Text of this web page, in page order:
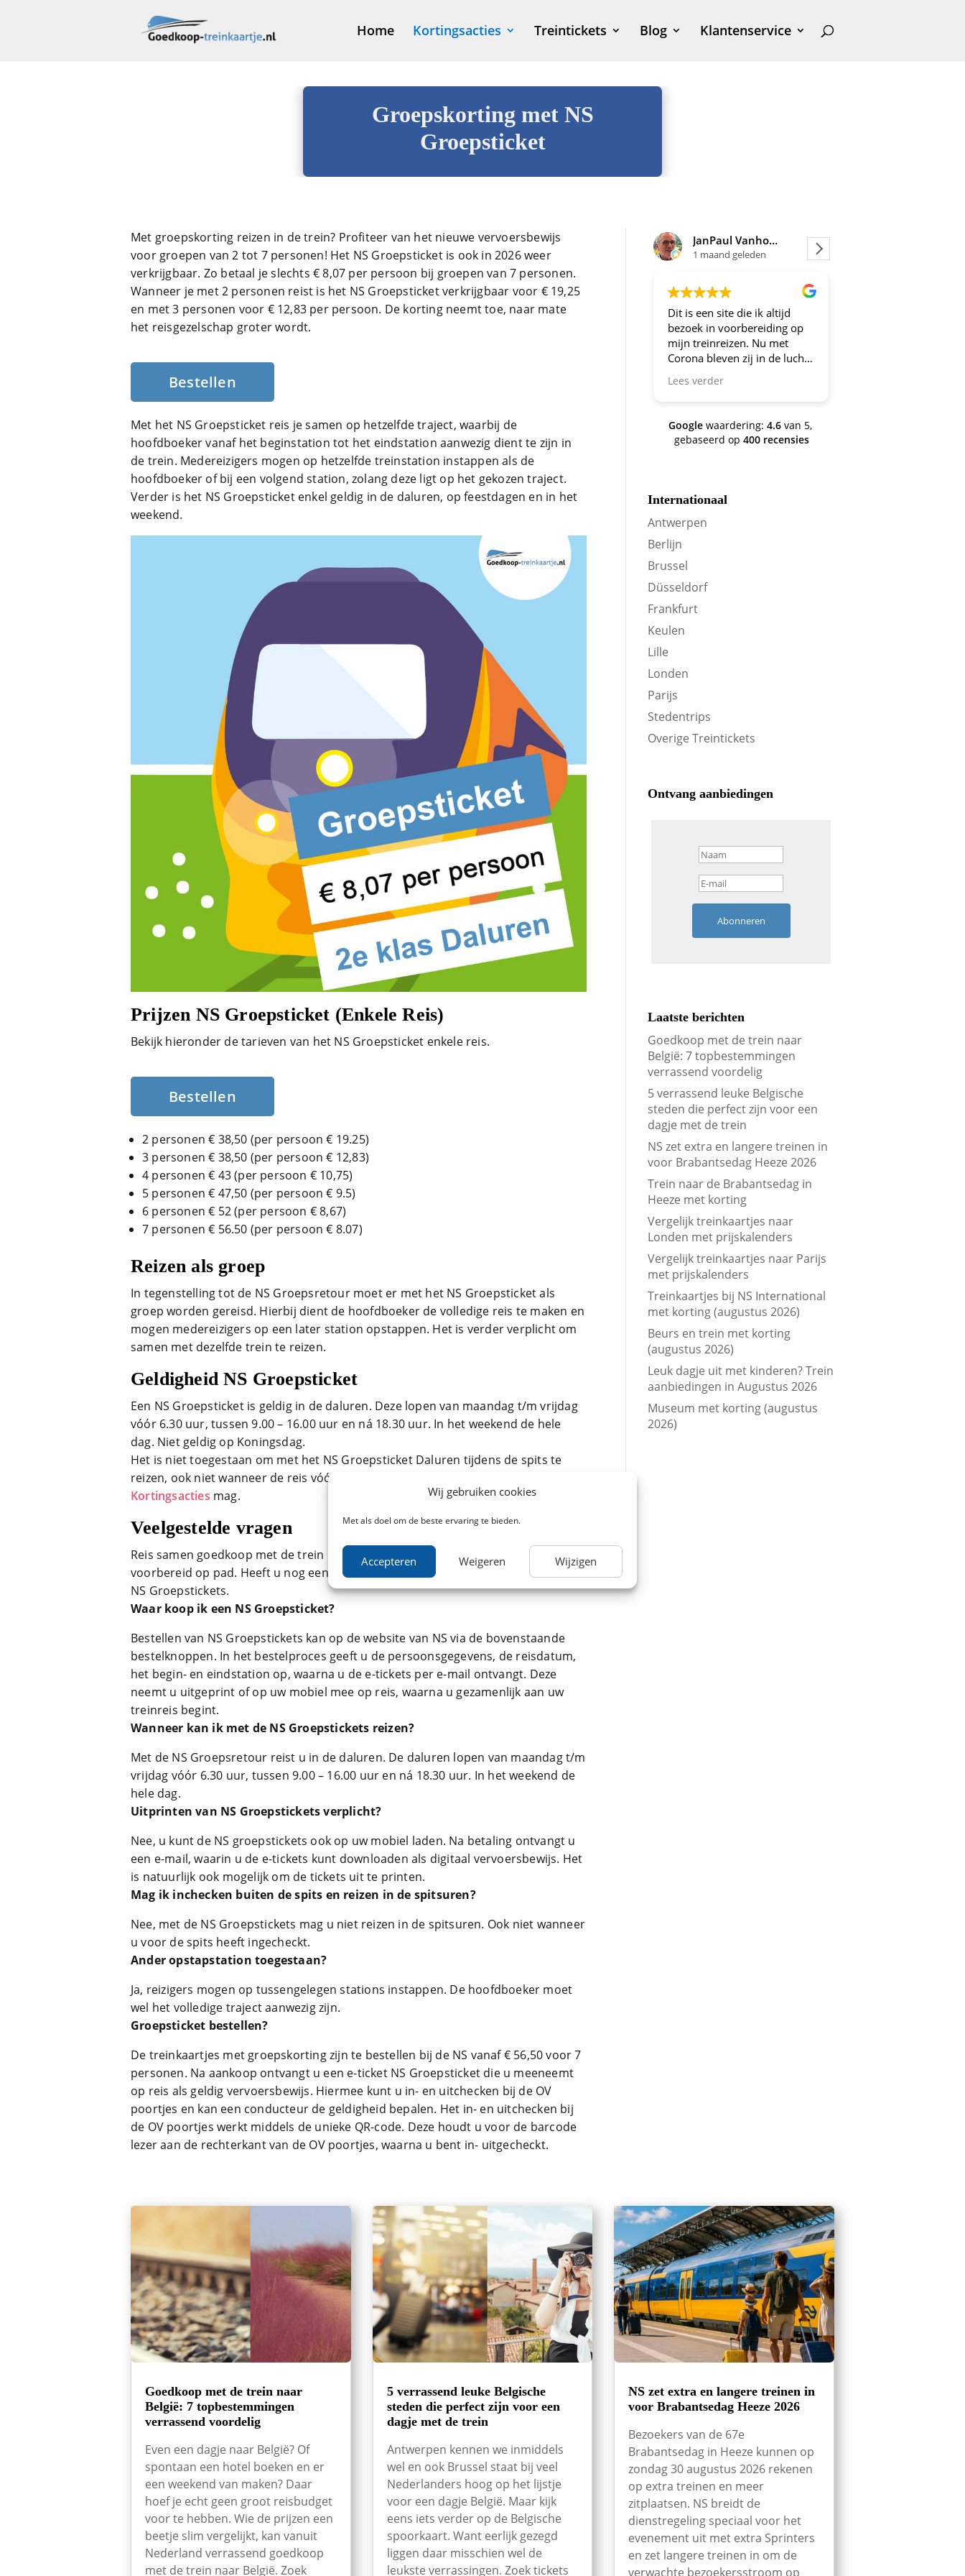
Wij gebruiken cookies
Met als doel om de beste ervaring te bieden.
Accepteren Weigeren Wijzigen
Home Kortingsacties Treintickets Blog Klantenservice
Groepskorting met NS
Groepsticket
Met groepskorting reizen in de trein? Profiteer van het nieuwe vervoersbewijs
voor groepen van 2 tot 7 personen! Het NS Groepsticket is ook in 2026 weer
verkrijgbaar. Zo betaal je slechts € 8,07 per persoon bij groepen van 7 personen.
Wanneer je met 2 personen reist is het NS Groepsticket verkrijgbaar voor € 19,25
en met 3 personen voor € 12,83 per persoon. De korting neemt toe, naar mate
het reisgezelschap groter wordt.
Bestellen
Met het NS Groepsticket reis je samen op hetzelfde traject, waarbij de
hoofdboeker vanaf het beginstation tot het eindstation aanwezig dient te zijn in
de trein. Medereizigers mogen op hetzelfde treinstation instappen als de
hoofdboeker of bij een volgend station, zolang deze ligt op het gekozen traject.
Verder is het NS Groepsticket enkel geldig in de daluren, op feestdagen en in het
weekend.
Prijzen NS Groepsticket (Enkele Reis)
Bekijk hieronder de tarieven van het NS Groepsticket enkele reis.
Bestellen
2 personen € 38,50 (per persoon € 19.25)
3 personen € 38,50 (per persoon € 12,83)
4 personen € 43 (per persoon € 10,75)
5 personen € 47,50 (per persoon € 9.5)
6 personen € 52 (per persoon € 8,67)
7 personen € 56.50 (per persoon € 8.07)
Reizen als groep
In tegenstelling tot de NS Groepsretour moet er met het NS Groepsticket als
groep worden gereisd. Hierbij dient de hoofdboeker de volledige reis te maken en
mogen medereizigers op een later station opstappen. Het is verder verplicht om
samen met dezelfde trein te reizen.
Geldigheid NS Groepsticket
Een NS Groepsticket is geldig in de daluren. Deze lopen van maandag t/m vrijdag
vóór 6.30 uur, tussen 9.00 – 16.00 uur en ná 18.30 uur. In het weekend de hele
dag. Niet geldig op Koningsdag.
Het is niet toegestaan om met het NS Groepsticket Daluren tijdens de spits te
reizen, ook niet wanneer de reis vóór de spits is begonnen, zoals dit wel bij
Kortingsacties mag.
Veelgestelde vragen
Reis samen goedkoop met de trein met de NS Groepstickets en ga goed
voorbereid op pad. Heeft u nog een vraag? Bekijk de veelgestelde vragen m.b.t. de
NS Groepstickets.
Waar koop ik een NS Groepsticket?
Bestellen van NS Groepstickets kan op de website van NS via de bovenstaande
bestelknoppen. In het bestelproces geeft u de persoonsgegevens, de reisdatum,
het begin- en eindstation op, waarna u de e-tickets per e-mail ontvangt. Deze
neemt u uitgeprint of op uw mobiel mee op reis, waarna u gezamenlijk aan uw
treinreis begint.
Wanneer kan ik met de NS Groepstickets reizen?
Met de NS Groepsretour reist u in de daluren. De daluren lopen van maandag t/m
vrijdag vóór 6.30 uur, tussen 9.00 – 16.00 uur en ná 18.30 uur. In het weekend de
hele dag.
Uitprinten van NS Groepstickets verplicht?
Nee, u kunt de NS groepstickets ook op uw mobiel laden. Na betaling ontvangt u
een e-mail, waarin u de e-tickets kunt downloaden als digitaal vervoersbewijs. Het
is natuurlijk ook mogelijk om de tickets uit te printen.
Mag ik inchecken buiten de spits en reizen in de spitsuren?
Nee, met de NS Groepstickets mag u niet reizen in de spitsuren. Ook niet wanneer
u voor de spits heeft ingecheckt.
Ander opstapstation toegestaan?
Ja, reizigers mogen op tussengelegen stations instappen. De hoofdboeker moet
wel het volledige traject aanwezig zijn.
Groepsticket bestellen?
De treinkaartjes met groepskorting zijn te bestellen bij de NS vanaf € 56,50 voor 7
personen. Na aankoop ontvangt u een e-ticket NS Groepsticket die u meeneemt
op reis als geldig vervoersbewijs. Hiermee kunt u in- en uitchecken bij de OV
poortjes en kan een conducteur de geldigheid bepalen. Het in- en uitchecken bij
de OV poortjes werkt middels de unieke QR-code. Deze houdt u voor de barcode
lezer aan de rechterkant van de OV poortjes, waarna u bent in- uitgecheckt.
JanPaul Vanhoven
1 maand geleden
Dit is een site die ik altijd
bezoek in voorbereiding op
mijn treinreizen. Nu met
Corona bleven zij in de lucht.
Bravo en ga zo door! En nu
zijn we een aantal jaren
site om je te oriënteren op
trein-voordeel!
Lees verder
Google waardering: 4.6 van 5,
gebaseerd op400 recensies
Internationaal
Antwerpen
Berlijn
Brussel
Düsseldorf
Frankfurt
Keulen
Lille
Londen
Parijs
Stedentrips
Overige Treintickets
Ontvang aanbiedingen
Abonneren
Laatste berichten
Goedkoop met de trein naar
België: 7 topbestemmingen
verrassend voordelig
5 verrassend leuke Belgische
steden die perfect zijn voor een
dagje met de trein
NS zet extra en langere treinen in
voor Brabantsedag Heeze 2026
Trein naar de Brabantsedag in
Heeze met korting
Vergelijk treinkaartjes naar
Londen met prijskalenders
Vergelijk treinkaartjes naar Parijs
met prijskalenders
Treinkaartjes bij NS International
met korting (augustus 2026)
Beurs en trein met korting
(augustus 2026)
Leuk dagje uit met kinderen? Trein
aanbiedingen in Augustus 2026
Museum met korting (augustus
2026)
Goedkoop met de trein naar
België: 7 topbestemmingen
verrassend voordelig
Even een dagje naar België? Of
spontaan een hotel boeken en er
een weekend van maken? Daar
hoef je echt geen groot reisbudget
voor te hebben. Wie de prijzen een
beetje slim vergelijkt, kan vanuit
Nederland verrassend goedkoop
met de trein naar België. Zoek
5 verrassend leuke Belgische
steden die perfect zijn voor een
dagje met de trein
Antwerpen kennen we inmiddels
wel en ook Brussel staat bij veel
Nederlanders hoog op het lijstje
voor een dagje België. Maar kijk
eens iets verder op de Belgische
spoorkaart. Want eerlijk gezegd
liggen daar misschien wel de
leukste verrassingen. Zoek tickets
NS zet extra en langere treinen in
voor Brabantsedag Heeze 2026
Bezoekers van de 67e
Brabantsedag in Heeze kunnen op
zondag 30 augustus 2026 rekenen
op extra treinen en meer
zitplaatsen. NS breidt de
dienstregeling speciaal voor het
evenement uit met extra Sprinters
en zet langere treinen in om de
verwachte bezoekersstroom op